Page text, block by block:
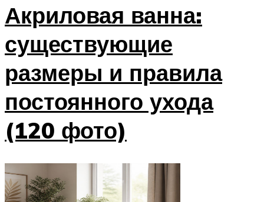
Акриловая ванна:
существующие
размеры и правила
постоянного ухода
(120 фото)